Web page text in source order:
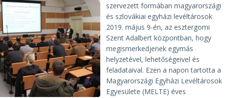
szervezett formában magyarországi
és szlovákiai egyházi levéltárosok
2019. május 9-én, az esztergomi
Szent Adalbert központban, hogy
megismerkedjenek egymás
helyzetével, lehetőségeivel és
feladataival. Ezen a napon tartotta a
Magyarországi Egyházi Levéltárosok
Egyesülete (MELTE) éves